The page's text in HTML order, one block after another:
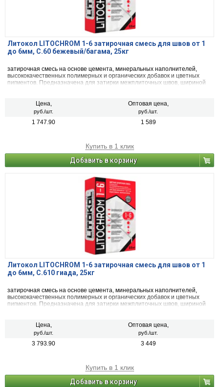
Литокол LITOCHROM 1-6 затирочная смесь для швов от 1
до 6мм, C.60 бежевый/багама, 25кг
затирочная смесь на основе цемента, минеральных наполнителей,
высококачественных полимерных и органических добавок и цветных
пигментов. Предназначена для затирки межплиточных швов, шириной
агломератом.
Цена,
руб./шт.
Оптовая цена,
руб./шт.
1 747.90 1 589
Купить в 1 клик
Добавить в корзину
Литокол LITOCHROM 1-6 затирочная смесь для швов от 1
до 6мм, C.610 гиада, 25кг
затирочная смесь на основе цемента, минеральных наполнителей,
высококачественных полимерных и органических добавок и цветных
пигментов. Предназначена для затирки межплиточных швов, шириной
агломератом.
Цена,
руб./шт.
Оптовая цена,
руб./шт.
3 793.90 3 449
Купить в 1 клик
Добавить в корзину